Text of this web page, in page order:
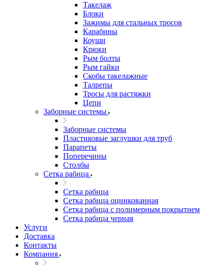
Такелаж
Блоки
Зажимы для стальных тросов
Карабины
Коуши
Крюки
Рым болты
Рым гайки
Скобы такелажные
Талрепы
Тросы для растяжки
Цепи
Заборные системы
Заборные системы
Пластиковые заглушки для труб
Парапеты
Поперечины
Столбы
Сетка рабица
Сетка рабица
Сетка рабица оцинкованная
Сетка рабица с полимерным покрытием
Сетка рабица черная
Услуги
Доставка
Контакты
Компания